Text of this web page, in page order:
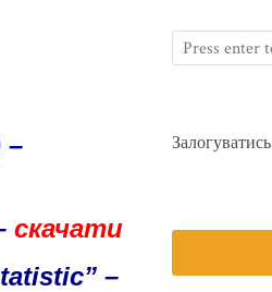
–
скачати
–
Залогуватись